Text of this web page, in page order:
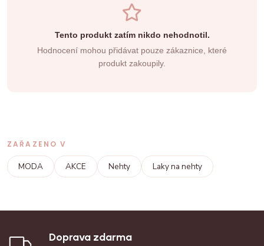
Tento produkt zatím nikdo nehodnotil.
Hodnocení mohou přidávat pouze zákaznice, které
produkt zakoupily.
ZAŘAZENO V
MODA AKCE Nehty Laky na nehty
Doprava zdarma